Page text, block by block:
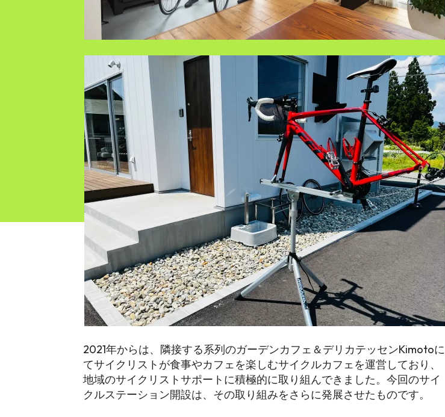
2021年からは、隣接する系列のガーデンカフェ＆デリカテッセンKimotoに
てサイクリストが食事やカフェを楽しむサイクルカフェを運営しており、
地域のサイクリストサポートに積極的に取り組んできました。今回のサイ
クルステーション開設は、その取り組みをさらに発展させたものです。